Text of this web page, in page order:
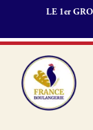
LE 1er